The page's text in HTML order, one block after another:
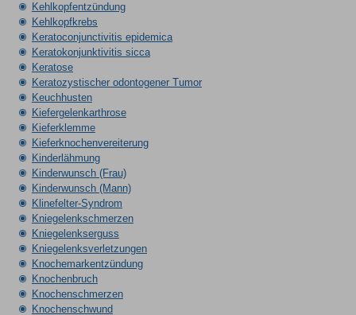
Kehlkopfentzündung
Kehlkopfkrebs
Keratoconjunctivitis epidemica
Keratokonjunktivitis sicca
Keratose
Keratozystischer odontogener Tumor
Keuchhusten
Kiefergelenkarthrose
Kieferklemme
Kieferknochenvereiterung
Kinderlähmung
Kinderwunsch (Frau)
Kinderwunsch (Mann)
Klinefelter-Syndrom
Kniegelenkschmerzen
Kniegelenkserguss
Kniegelenksverletzungen
Knochemarkentzündung
Knochenbruch
Knochenschmerzen
Knochenschwund